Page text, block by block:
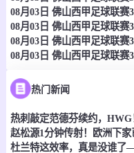
情报
法罗甲
维斯图尔
情报
热门新闻
热刺敲定范德芬续约，HWG